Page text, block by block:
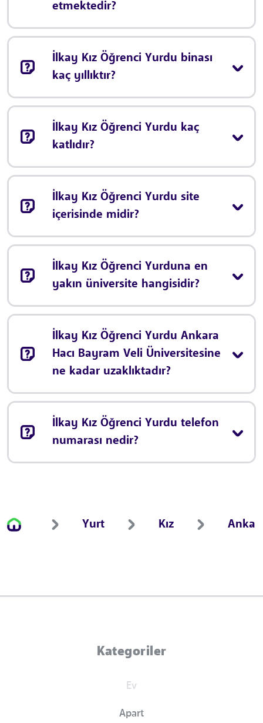
etmektedir?
İlkay Kız Öğrenci Yurdu binası
kaç yıllıktır?
İlkay Kız Öğrenci Yurdu kaç
katlıdır?
İlkay Kız Öğrenci Yurdu site
içerisinde midir?
İlkay Kız Öğrenci Yurduna en
yakın üniversite hangisidir?
İlkay Kız Öğrenci Yurdu Ankara
Hacı Bayram Veli Üniversitesine
ne kadar uzaklıktadır?
İlkay Kız Öğrenci Yurdu telefon
numarası nedir?
Yurt Kız
Kategoriler
Ev
Apart